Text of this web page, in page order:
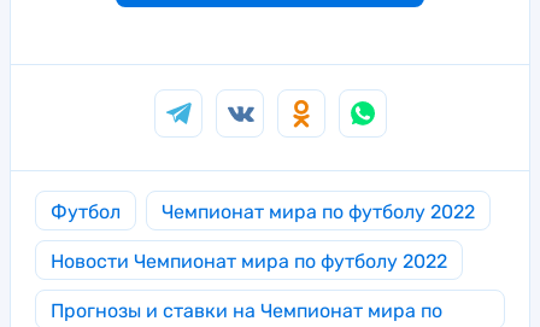
Футбол Чемпионат мира по футболу 2022
Новости Чемпионат мира по футболу 2022
Прогнозы и ставки на Чемпионат мира по